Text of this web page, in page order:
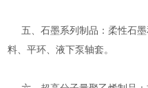
五、石墨系列制品：柔性石墨
料、平环、液下泵轴套。